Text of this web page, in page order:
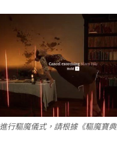
行驅魔儀式，請根據《驅魔寶